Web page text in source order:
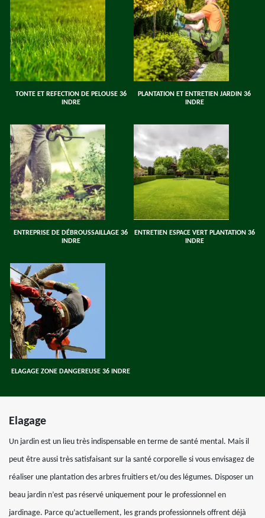
TONTE ET REFECTION DE PELOUSE 36
INDRE
PLANTATION ET ENTRETIEN JARDIN 36
INDRE
ENTREPRISE DE DÉBROUSSAILLAGE 36
INDRE
ENTRETIEN ESPACE VERT PLANTATION 36
INDRE
ELAGAGE ZONE DANGEREUSE 36 INDRE
Elagage
Un jardin est un lieu très indispensable en terme de santé mental. Mais il
peut être aussi très satisfaisant sur la santé corporelle si vous envisagez de
réaliser une plantation des arbres fruitiers et/ou des légumes. Disposer un
beau jardin n’est pas réservé uniquement pour le professionnel en
jardinage. Parce qu’actuellement, les grands professionnels offrent déjà